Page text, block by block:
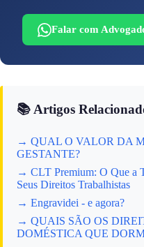
Falar com
📚 Artigos
→ QUAL O VALOR DA
GESTANTE?
→ CLT Premium: O Que a
Seus Direitos Trabalhistas
→ Engravidei - e agora?
→ QUAIS SÃO OS
DOMÉSTICA QUE